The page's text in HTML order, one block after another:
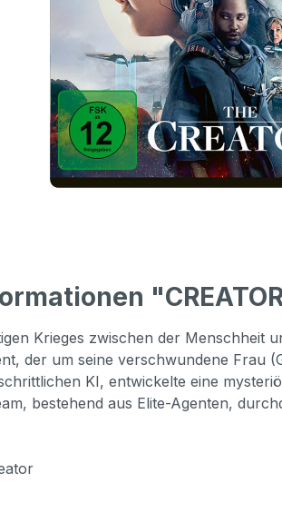
Krieges zwischen der Menschheit
der um seine verschwundene Frau
KI, entwickelte eine
bestehend aus Elite-Agenten,